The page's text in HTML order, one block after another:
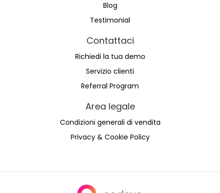
Blog
Testimonial
Contattaci
Richiedi la tua demo
Servizio clienti
Referral Program
Area legale
Condizioni generali di vendita
Privacy & Cookie Policy